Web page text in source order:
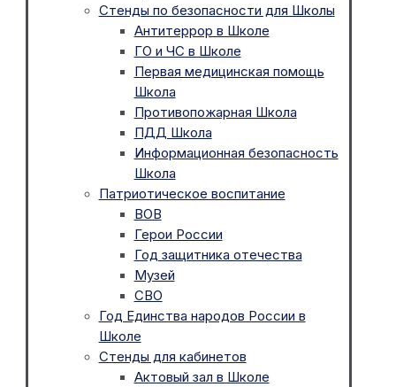
Стенды по безопасности для Школы
Антитеррор в Школе
ГО и ЧС в Школе
Первая медицинская помощь
Школа
Противопожарная Школа
ПДД Школа
Информационная безопасность
Школа
Патриотическое воспитание
ВОВ
Герои России
Год защитника отечества
Музей
СВО
Год Единства народов России в
Школе
Стенды для кабинетов
Актовый зал в Школе